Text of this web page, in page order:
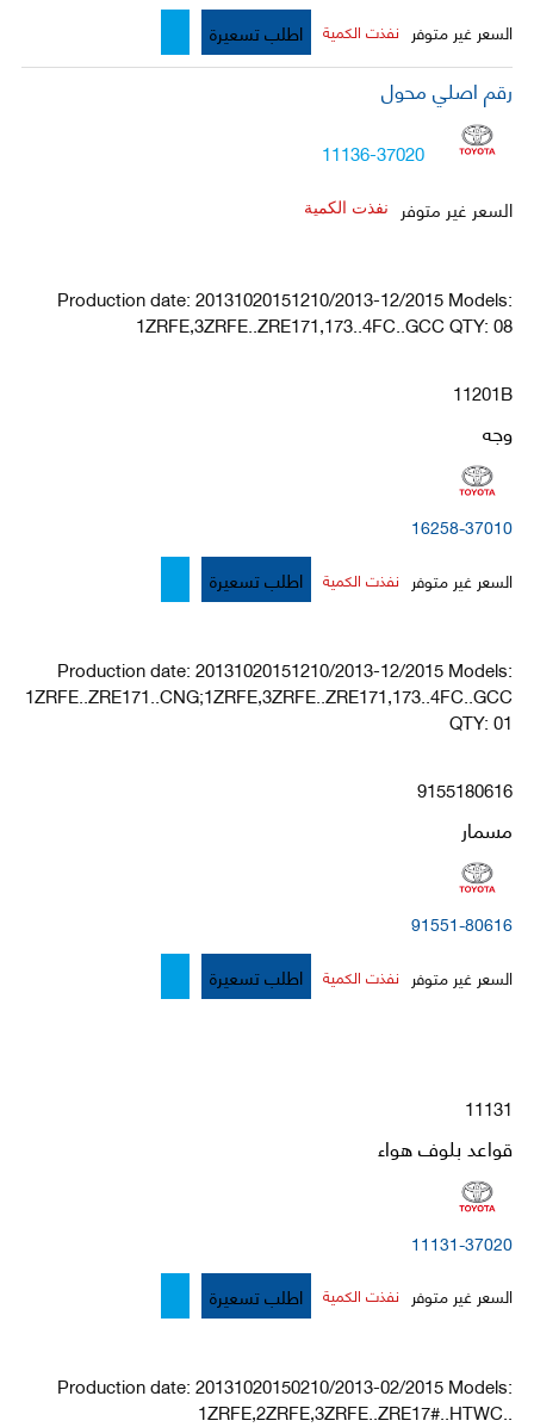
السعر غير متوفر نفذت الكمية اطلب تسعيرة
رقم اصلي محول
11136-37020
السعر غير متوفر
نفذت الكمية
Production date: 20131020151210/2013-12/2015 Models:
1ZRFE,3ZRFE..ZRE171,173..4FC..GCC QTY: 08
11201B
وجه
16258-37010
السعر غير متوفر نفذت الكمية اطلب تسعيرة
Production date: 20131020151210/2013-12/2015 Models:
1ZRFE..ZRE171..CNG;1ZRFE,3ZRFE..ZRE171,173..4FC..GCC
QTY: 01
9155180616
مسمار
91551-80616
السعر غير متوفر نفذت الكمية اطلب تسعيرة
11131
قواعد بلوف هواء
11131-37020
السعر غير متوفر نفذت الكمية اطلب تسعيرة
Production date: 20131020150210/2013-02/2015 Models:
1ZRFE,2ZRFE,3ZRFE..ZRE17#..HTWC..